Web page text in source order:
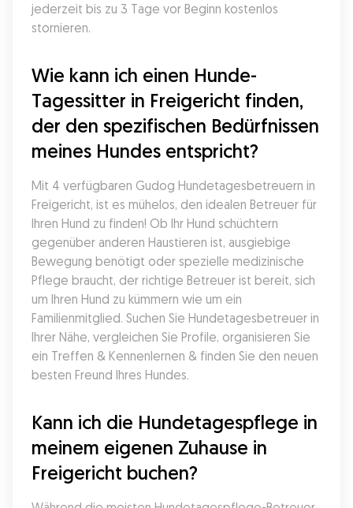
jederzeit bis zu 3 Tage vor Beginn kostenlos
stornieren.
Wie kann ich einen Hunde-
Tagessitter in Freigericht finden,
der den spezifischen Bedürfnissen
meines Hundes entspricht?
Mit 4 verfügbaren Gudog Hundetagesbetreuern in
Freigericht, ist es mühelos, den idealen Betreuer für
Ihren Hund zu finden! Ob Ihr Hund schüchtern
gegenüber anderen Haustieren ist, ausgiebige
Bewegung benötigt oder spezielle medizinische
Pflege braucht, der richtige Betreuer ist bereit, sich
um Ihren Hund zu kümmern wie um ein
Familienmitglied. Suchen Sie Hundetagesbetreuer in
Ihrer Nähe, vergleichen Sie Profile, organisieren Sie
ein Treffen & Kennenlernen & finden Sie den neuen
besten Freund Ihres Hundes.
Kann ich die Hundetagespflege in
meinem eigenen Zuhause in
Freigericht buchen?